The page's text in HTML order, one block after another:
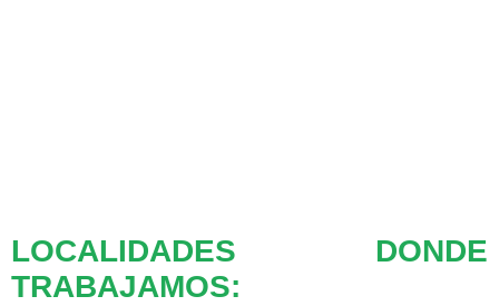
LOCALIDADES DONDE
TRABAJAMOS: